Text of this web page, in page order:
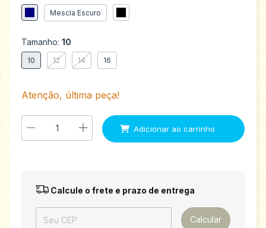
Mescla Escuro
Tamanho: 10
10 12 14 16
Atenção, última peça!
Entregas para o CEP: Alterar CEP
Calcule o frete e prazo de entrega
Calcular